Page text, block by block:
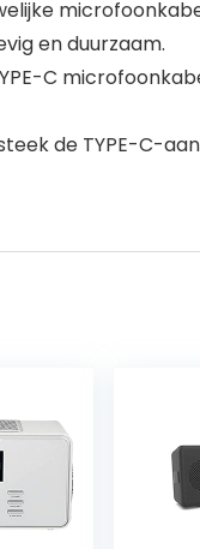
en duurzaam.
C
de TYPE-C-